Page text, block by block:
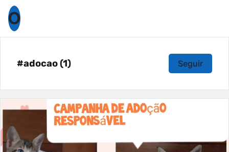
O
#adocao (1) Seguir